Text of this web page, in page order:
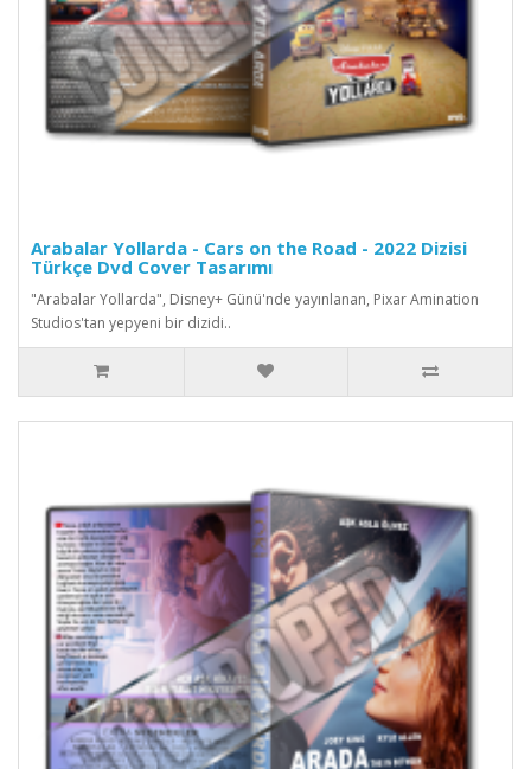
Arabalar Yollarda - Cars on the Road - 2022 Dizisi
Türkçe Dvd Cover Tasarımı
"Arabalar Yollarda", Disney+ Günü'nde yayınlanan, Pixar Amination
Studios'tan yepyeni bir dizidi..